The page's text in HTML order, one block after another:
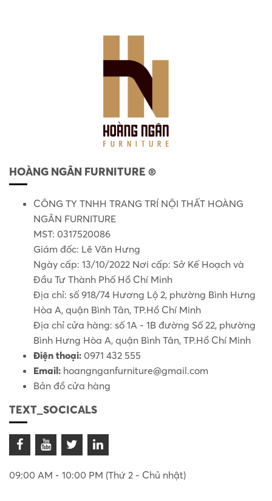
HOÀNG NGÂN FURNITURE ®
CÔNG TY TNHH TRANG TRÍ NỘI THẤT HOÀNG
NGÂN FURNITURE
MST: 0317520086
Giám đốc: Lê Văn Hưng
Ngày cấp: 13/10/2022 Nơi cấp: Sở Kế Hoạch và
Đầu Tư Thành Phố Hồ Chí Minh
Địa chỉ: số 918/74 Hương Lộ 2, phường Bình Hưng
Hòa A, quận Bình Tân, TP.Hồ Chí Minh
Địa chỉ cửa hàng: số 1A - 1B đường Số 22, phường
Bình Hưng Hòa A, quận Bình Tân, TP.Hồ Chí Minh
Điện thoại: 0971 432 555
Email: hoangnganfurniture@gmail.com
Bản đồ cửa hàng
TEXT_SOCICALS
09:00 AM - 10:00 PM (Thứ 2 - Chủ nhật)